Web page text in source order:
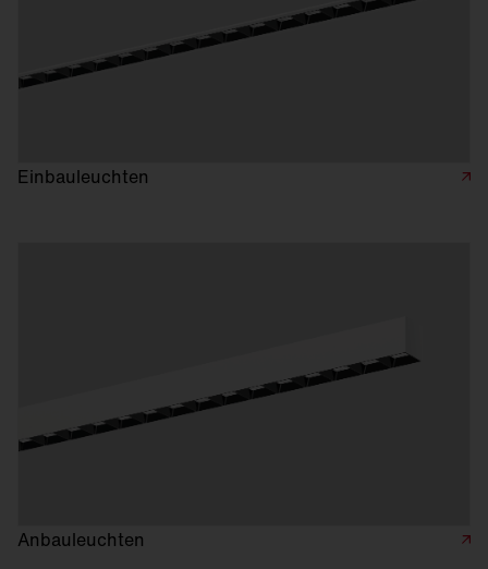
Einbauleuchten
Anbauleuchten